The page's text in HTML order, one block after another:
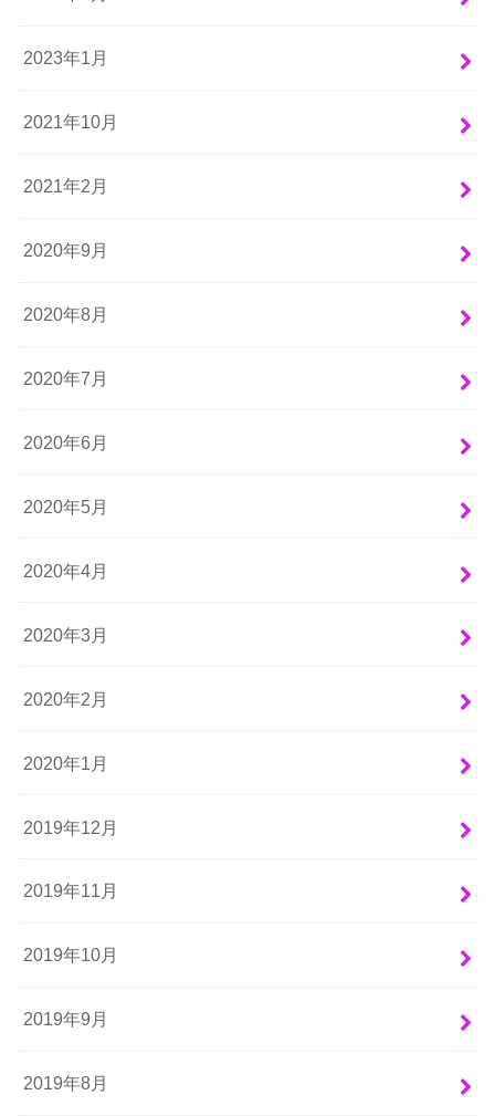
2023年1月
2021年10月
2021年2月
2020年9月
2020年8月
2020年7月
2020年6月
2020年5月
2020年4月
2020年3月
2020年2月
2020年1月
2019年12月
2019年11月
2019年10月
2019年9月
2019年8月